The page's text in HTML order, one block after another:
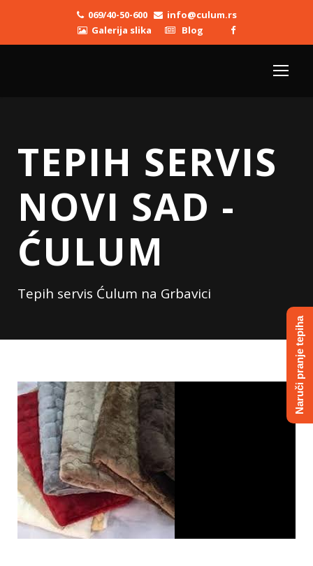
069/40-50-600
info@culum.rs
Galerija slika
Blog
TEPIH SERVIS
NOVI SAD -
ĆULUM
Tepih servis Ćulum na Grbavici
Naruči pranje tepiha